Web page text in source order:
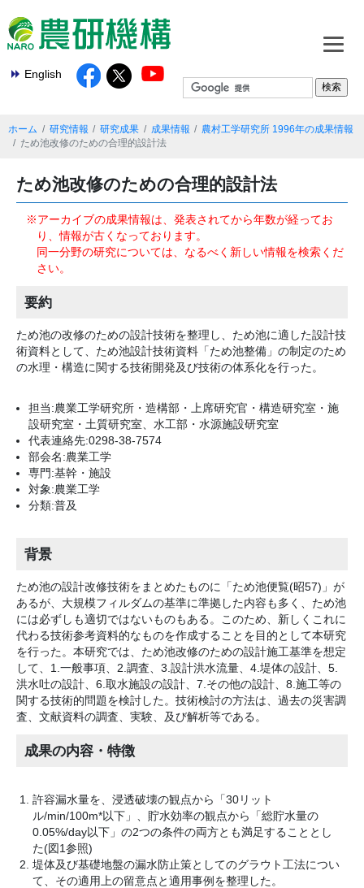
English
ホーム 研究情報 研究成果 成果情報
農村工学研究所 1996年の成果情報
ため池改修のための合理的設計法
ため池改修のための合理的設計法
※アーカイブの成果情報は、発表されてから年数が経ってお
り、情報が古くなっております。
同一分野の研究については、なるべく新しい情報を検索くだ
さい。
要約
ため池の改修のための設計技術を整理し、ため池に適した設計技
術資料として、ため池設計技術資料「ため池整備」の制定のため
の水理・構造に関する技術開発及び技術の体系化を行った。
担当:農業工学研究所・造構部・上席研究官・構造研究室・施
設研究室・土質研究室、水工部・水源施設研究室
代表連絡先:0298-38-7574
部会名:農業工学
専門:基幹・施設
対象:農業工学
分類:普及
背景
ため池の設計改修技術をまとめたものに「ため池便覧(昭57)」が
あるが、大規模フィルダムの基準に準拠した内容も多く、ため池
には必ずしも適切ではないものもある。このため、新しくこれに
代わる技術参考資料的なものを作成することを目的として本研究
を行った。本研究では、ため池改修のための設計施工基準を想定
して、1.一般事項、2.調査、3.設計洪水流量、4.堤体の設計、5.
洪水吐の設計、6.取水施設の設計、7.その他の設計、8.施工等の
関する技術的問題を検討した。技術検討の方法は、過去の災害調
査、文献資料の調査、実験、及び解析等である。
成果の内容・特徴
許容漏水量を、浸透破壊の観点から「30リット
ル/min/100m*以下」、貯水効率の観点から「総貯水量の
0.05%/day以下」の2つの条件の両方とも満足することとし
た(図1参照)
堤体及び基礎地盤の漏水防止策としてのグラウト工法につい
て、その適用上の留意点と適用事例を整理した。